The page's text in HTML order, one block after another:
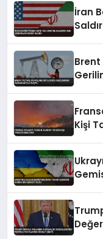
İran
Brent
Kişi